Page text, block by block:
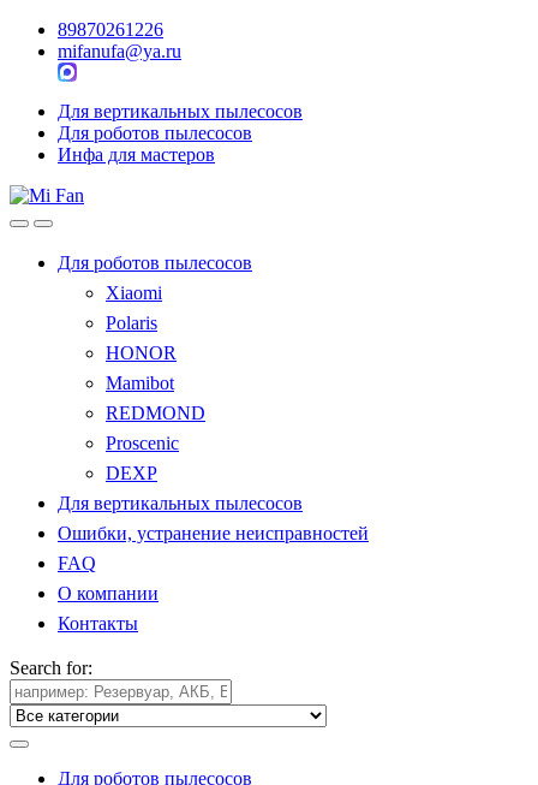
89870261226
mifanufa@ya.ru
Для вертикальных пылесосов
Для роботов пылесосов
Инфа для мастеров
Для роботов пылесосов
Xiaomi
Polaris
HONOR
Mamibot
REDMOND
Proscenic
DEXP
Для вертикальных пылесосов
Ошибки, устранение неисправностей
FAQ
О компании
Контакты
Search for:
Для роботов пылесосов